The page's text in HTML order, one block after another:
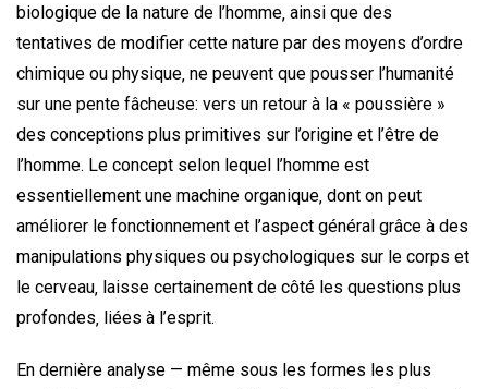
biologique de la nature de l’homme‚ ainsi que des
tentatives de modifier cette nature par des moyens d’ordre
chimique ou physique‚ ne peuvent que pousser l’humanité
sur une pente fâcheuse: vers un retour à la « poussière »
des conceptions plus primitives sur l’origine et l’être de
l’homme. Le concept selon lequel l’homme est
essentiellement une machine organique‚ dont on peut
améliorer le fonctionnement et l’aspect général grâce à des
manipulations physiques ou psychologiques sur le corps et
le cerveau‚ laisse certainement de côté les questions plus
profondes‚ liées à l’esprit.
En dernière analyse — même sous les formes les plus